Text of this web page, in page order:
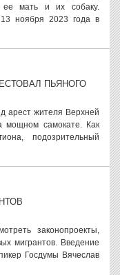
ее мать и их собаку.
13 ноября 2023 года в
ПЬЯНОГО
арест жителя Верхней
мощном самокате. Как
подозрительный
законопроекты,
мигрантов. Введение
Госдумы Вячеслав